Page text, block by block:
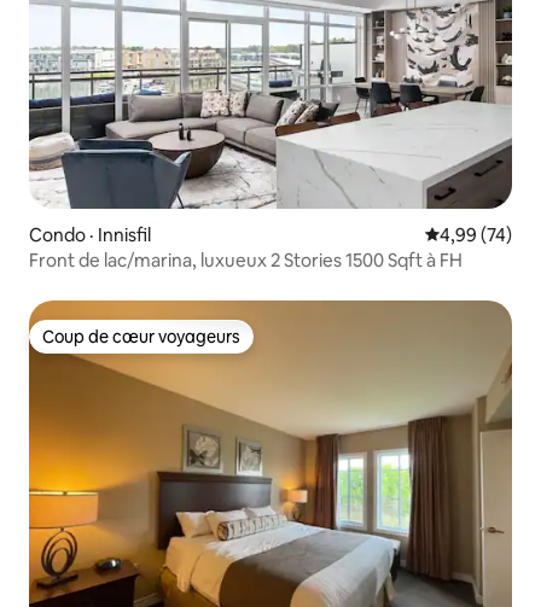
Condo · Innisfil Note
4,99 (74)
Front de lac/marina, luxueux 2 Stories 1500 Sqft à FH
Coup de cœur voyageurs
Coup de cœur voyageurs